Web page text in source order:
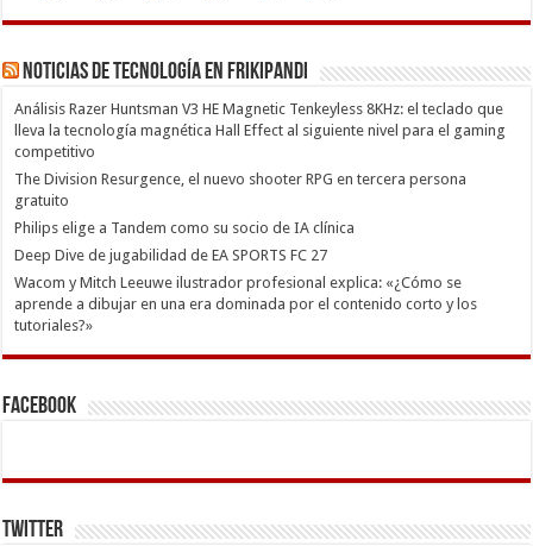
Noticias de Tecnología en Frikipandi
Análisis Razer Huntsman V3 HE Magnetic Tenkeyless 8KHz: el teclado que
lleva la tecnología magnética Hall Effect al siguiente nivel para el gaming
competitivo
The Division Resurgence, el nuevo shooter RPG en tercera persona
gratuito
Philips elige a Tandem como su socio de IA clínica
Deep Dive de jugabilidad de EA SPORTS FC 27
Wacom y Mitch Leeuwe ilustrador profesional explica: «¿Cómo se
aprende a dibujar en una era dominada por el contenido corto y los
tutoriales?»
Facebook
Twitter